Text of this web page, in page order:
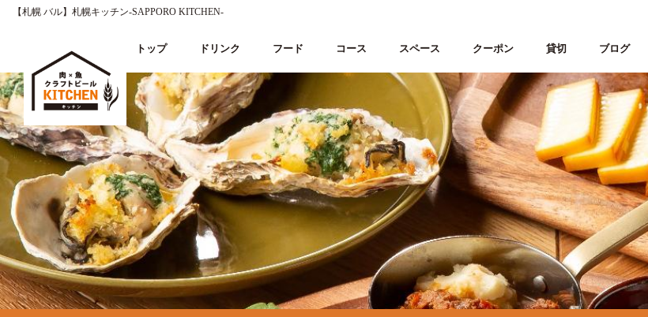
【札幌 バル】札幌キッチン‐SAPPORO KITCHEN‐
トップ ドリンク フード コース スペース クーポン 貸切 ブログ